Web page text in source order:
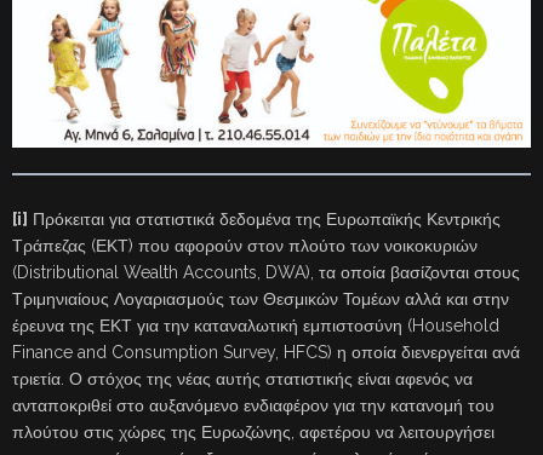
[i] Πρόκειται για στατιστικά δεδομένα της Ευρωπαϊκής Κεντρικής
Τράπεζας (ΕΚΤ) που αφορούν στον πλούτο των νοικοκυριών
(Distributional Wealth Accounts, DWA), τα οποία βασίζονται στους
Τριμηνιαίους Λογαριασμούς των Θεσμικών Τομέων αλλά και στην
έρευνα της ΕΚΤ για την καταναλωτική εμπιστοσύνη (Household
Finance and Consumption Survey, HFCS) η οποία διενεργείται ανά
τριετία. Ο στόχος της νέας αυτής στατιστικής είναι αφενός να
ανταποκριθεί στο αυξανόμενο ενδιαφέρον για την κατανομή του
πλούτου στις χώρες της Ευρωζώνης, αφετέρου να λειτουργήσει